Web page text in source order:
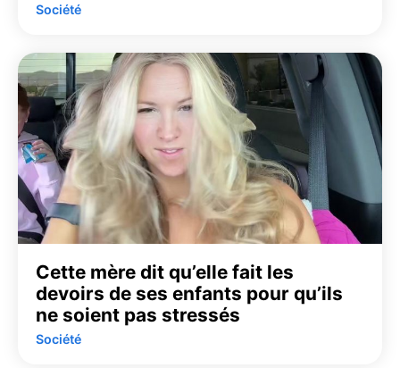
Société
Cette mère dit qu’elle fait les
devoirs de ses enfants pour qu’ils
ne soient pas stressés
Société